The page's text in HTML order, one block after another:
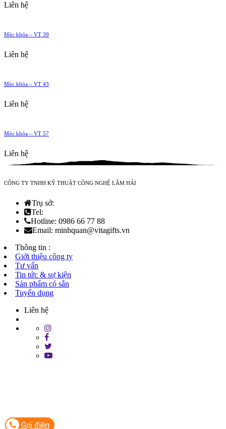
Liên hệ
Móc khóa – VT 39
Liên hệ
Móc khóa – VT 43
Liên hệ
Móc khóa – VT 57
Liên hệ
CÔNG TY TNHH KỸ THUẬT CÔNG NGHỆ LÂM HẢI
Trụ sở:
Tel:
Hotline: 0986 66 77 88
Email: minhquan@vitagifts.vn
Thông tin :
Giới thiệu công ty
Tư vấn
Tin tức & sự kiện
Sản phẩm có sẵn
Tuyển dụng
Liên hệ
Gọi điện